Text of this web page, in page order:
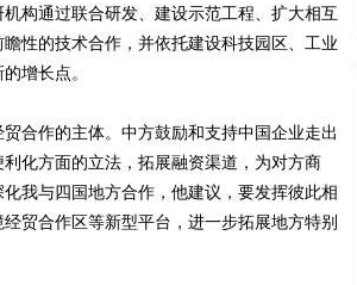
构通过联合研发、建设示范工程、扩大相互
性的技术合作，并依托建设科技园区、工业
增长点。
作的主体。中方鼓励和支持中国企业走出
化方面的立法，拓展融资渠道，为对方商
我与四国地方合作，他建议，要发挥彼此相
贸合作区等新型平台，进一步拓展地方特别